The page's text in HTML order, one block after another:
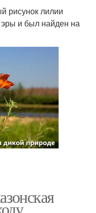
рисунок лилии
и был найден на